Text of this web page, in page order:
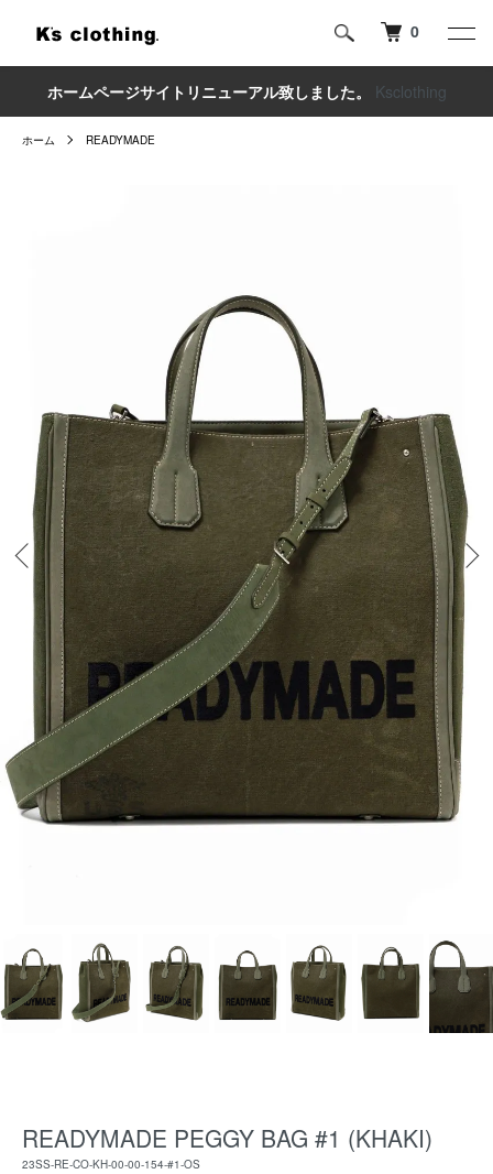
0
ホームページサイトリニューアル致しました。 Ksclothing
ホーム READYMADE
READYMADE PEGGY BAG #1 (KHAKI)
23SS-RE-CO-KH-00-00-154-#1-OS